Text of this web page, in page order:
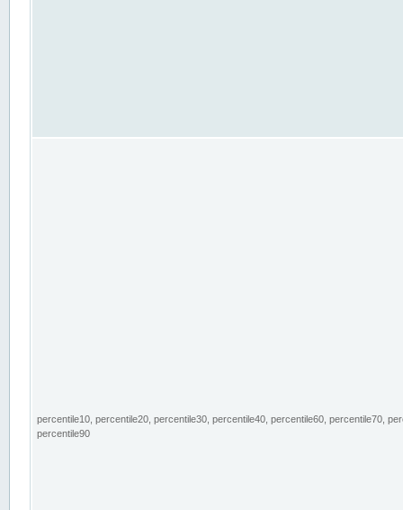
percentile10, percentile20, percentile30, percentile40, percentile60, percentile70,
percentile90